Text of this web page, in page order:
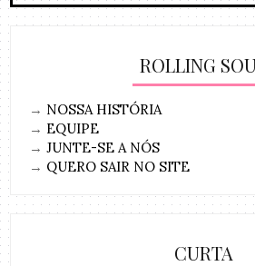
ROLLING
→ NOSSA HISTÓRIA
→ EQUIPE
→JUNTE-SE A NÓS
→ QUERO SAIR NO SITE
CURTA